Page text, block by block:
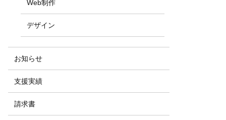
Web制作
デザイン
お知らせ
支援実績
請求書